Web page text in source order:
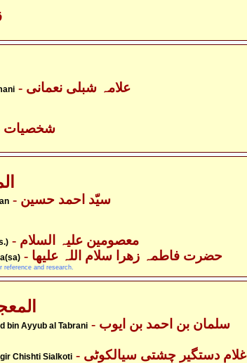
- علامہ شبلی نعمانی
- شخصیات
- سیّد احمد حسین
- حضرت فاطمہ زھرا سلام اللہ علیھا
reference and research.
bin Ayyub al Tabrani - سلمان بن احمد بن ایوب
Chishti Sialkoti - غلام دستگیر چشتی سیالکوٹی